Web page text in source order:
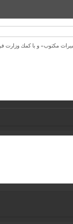
نشر میراث مكتوب» و با كمك